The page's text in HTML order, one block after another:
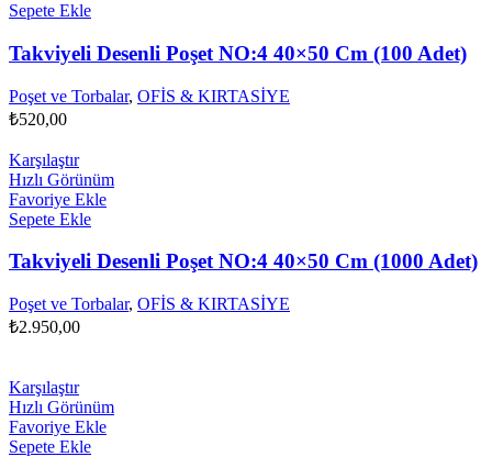
Sepete Ekle
Takviyeli Desenli Poşet NO:4 40×50 Cm (100 Adet)
Poşet ve Torbalar, OFİS & KIRTASİYE
₺520,00
Karşılaştır
Hızlı Görünüm
Favoriye Ekle
Sepete Ekle
Takviyeli Desenli Poşet NO:4 40×50 Cm (1000 Adet)
Poşet ve Torbalar, OFİS & KIRTASİYE
₺2.950,00
Karşılaştır
Hızlı Görünüm
Favoriye Ekle
Sepete Ekle